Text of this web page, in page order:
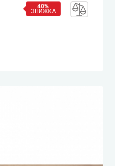
40%
ЗНИЖКА